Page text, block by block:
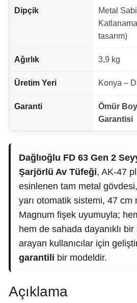
Dipçik
Metal
tasarım)
Ağırlık 3,9 kg
Üretim Yeri Konya –
Garanti
Ömür
Garantisi
Dağlıoğlu FD 63 Gen 2
Şarjörlü Av Tüfeği, AK-47
esinlenen tam metal
yarı otomatik sistemi, 47 cm
Magnum fişek uyumuyla;
hem de sahada dayanıklı
arayan kullanıcılar için
garantili bir modeldir.
Açıklama